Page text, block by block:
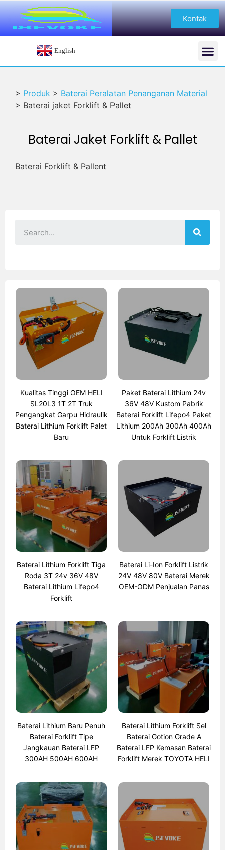
Kontak
English
> Produk > Baterai Peralatan Penanganan Material
> Baterai jaket Forklift & Pallet
Baterai Jaket Forklift & Pallet
Baterai Forklift & Pallent
Kualitas Tinggi OEM HELI
SL20L3 1T 2T Truk
Pengangkat Garpu Hidraulik
Baterai Lithium Forklift Palet
Baru
Paket Baterai Lithium 24v
36V 48V Kustom Pabrik
Baterai Forklift Lifepo4 Paket
Lithium 200Ah 300Ah 400Ah
Untuk Forklift Listrik
Baterai Lithium Forklift Tiga
Roda 3T 24v 36V 48V
Baterai Lithium Lifepo4
Forklift
Baterai Li-Ion Forklift Listrik
24V 48V 80V Baterai Merek
OEM-ODM Penjualan Panas
Baterai Lithium Baru Penuh
Baterai Forklift Tipe
Jangkauan Baterai LFP
300AH 500AH 600AH
Baterai Lithium Forklift Sel
Baterai Gotion Grade A
Baterai LFP Kemasan Baterai
Forklift Merek TOYOTA HELI